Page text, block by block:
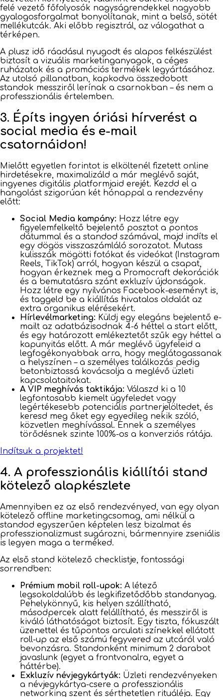
felé vezető főfolyosók nagyságrendekkel nagyobb
gyalogosforgalmat bonyolítanak, mint a belső, sötét
mellékutcák. Aki előbb regisztrál, az válogathat a
térképen.
A plusz idő ráadásul nyugodt és alapos felkészülést
biztosít a vizuális marketinganyagok, a céges
ruházatok és a promóciós termékek legyártásához.
Az utolsó pillanatban, kapkodva összedobott
standok messziről lerínak a csarnokban – és nem a
professzionális értelemben.
3. Építs ingyen óriási hírverést a
social media és e-mail
csatornáidon!
Mielőtt egyetlen forintot is elköltenél fizetett online
hirdetésekre, maximalizáld a már meglévő saját,
ingyenes digitális platformjaid erejét. Kezdd el a
hangolást szigorúan két hónappal a rendezvény
előtt:
Social Media kampány: Hozz létre egy
figyelemfelkeltő bejelentő posztot a pontos
dátummal és a standod számával, majd indíts el
egy dögös visszaszámláló sorozatot. Mutass
kulisszák mögötti fotókat és videókat (Instagram
Reels, TikTok) arról, hogyan készül a csapat,
hogyan érkeznek meg a Promocraft dekorációk
és a bemutatásra szánt exkluzív újdonságok.
Hozz létre egy nyilvános Facebook-eseményt is,
és taggeld be a kiállítás hivatalos oldalát az
extra organikus elérésekért.
Hírlevélmarketing: Küldj egy elegáns bejelentő e-
mailt az adatbázisodnak 4-6 héttel a start előtt,
és egy határozott emlékeztetőt szűk egy héttel a
kapunyitás előtt. A már meglévő ügyfeleid a
legfogékonyabbak arra, hogy meglátogassanak
a helyszínen – a személyes találkozás pedig
betonbiztossá kovácsolja a meglévő üzleti
kapcsolataitokat.
A VIP meghívás taktikája: Válaszd ki a 10
legfontosabb kiemelt ügyfeledet vagy
legértékesebb potenciális partnerjelöltedet, és
keresd meg őket egy egyedileg nekik szóló,
közvetlen meghívással. Ennek a személyes
törődésnek szinte 100%-os a konverziós rátája.
Indítsuk a projektet!
4. A professzionális kiállítói stand
kötelező alapkészlete
Amennyiben ez az első rendezvényed, van egy olyan
kötelező offline marketingcsomag, ami nélkül a
standod egyszerűen képtelen lesz bizalmat és
professzionalizmust sugározni, bármennyire zseniális
is legyen maga a terméked.
Az első stand kötelező checklistje, fontossági
sorrendben:
Prémium mobil roll-upok: A létező
legsokoldalúbb és legkifizetődőbb standanyag.
Pehelykönnyű, kis helyen szállítható,
másodpercek alatt felállítható, és messziről is
kiváló láthatóságot biztosít. Egy tiszta, fókuszált
üzenettel és tűpontos arculati színekkel ellátott
roll-up az első számú fegyvered az utcáról való
bevonzásra. Standonként minimum 2 darabot
javaslunk (egyet a frontvonalra, egyet a
háttérbe).
Exkluzív névjegykártyák: Üzleti rendezvényeken
a névjegykártya-csere a professzionális
networking szent és sérthetetlen rituáléja. Egy